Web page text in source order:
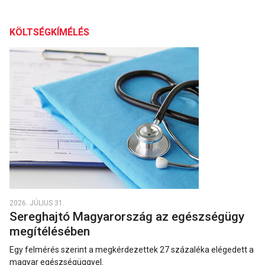
KÖLTSÉGKÍMÉLÉS
2026. JÚLIUS 31.
Sereghajtó Magyarország az egészségügy
megítélésében
Egy felmérés szerint a megkérdezettek 27 százaléka elégedett a
magyar egészségüggyel.